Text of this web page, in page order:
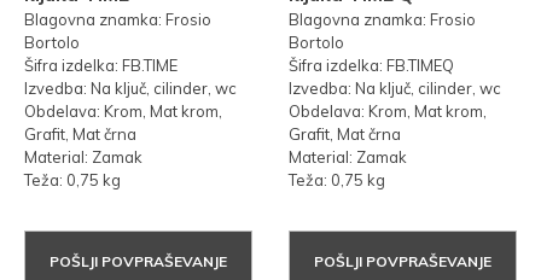
Blagovna znamka: Frosio
Bortolo
Šifra izdelka: FB.TIME
Izvedba: Na ključ, cilinder, wc
Obdelava: Krom, Mat krom,
Grafit, Mat črna
Material: Zamak
Teža: 0,75 kg
POŠLJI POVPRAŠEVANJE
Blagovna znamka: Frosio
Bortolo
Šifra izdelka: FB.TIMEQ
Izvedba: Na ključ, cilinder, wc
Obdelava: Krom, Mat krom,
Grafit, Mat črna
Material: Zamak
Teža: 0,75 kg
POŠLJI POVPRAŠEVANJE